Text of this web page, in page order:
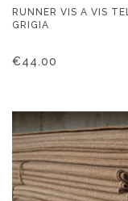
RUNNER VIS A VIS
GRIGIA
€44.00